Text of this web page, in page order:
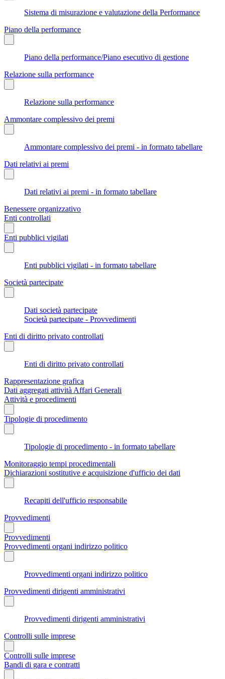
Sistema di misurazione e valutazione della Performance
Piano della performance
Piano della performance/Piano esecutivo di gestione
Relazione sulla performance
Relazione sulla performance
Ammontare complessivo dei premi
Ammontare complessivo dei premi - in formato tabellare
Dati relativi ai premi
Dati relativi ai premi - in formato tabellare
Benessere organizzativo
Enti controllati
Enti pubblici vigilati
Enti pubblici vigilati - in formato tabellare
Società partecipate
Dati società partecipate
Società partecipate - Provvedimenti
Enti di diritto privato controllati
Enti di diritto privato controllati
Rappresentazione grafica
Dati aggregati attività Affari Generali
Attività e procedimenti
Tipologie di procedimento
Tipologie di procedimento - in formato tabellare
Monitoraggio tempi procedimentali
Dichiarazioni sostitutive e acquisizione d'ufficio dei dati
Recapiti dell'ufficio responsabile
Provvedimenti
Provvedimenti
Provvedimenti organi indirizzo politico
Provvedimenti organi indirizzo politico
Provvedimenti dirigenti amministrativi
Provvedimenti dirigenti amministrativi
Controlli sulle imprese
Controlli sulle imprese
Bandi di gara e contratti